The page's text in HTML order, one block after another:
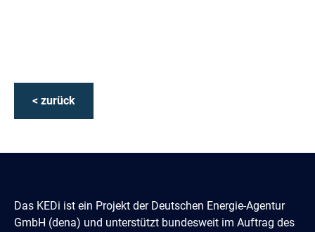
< zurück
Das KEDi ist ein Projekt der Deutschen Energie-Agentur
GmbH (dena) und un­terstützt bundes­weit im Auftrag des